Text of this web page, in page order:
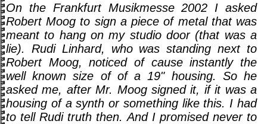
On the Frankfurt Musikmesse 2002 I asked
Robert Moog to sign a piece of metal that was
meant to hang on my studio door (that was a
lie). Rudi Linhard, who was standing next to
Robert Moog, noticed of cause instantly the
well known size of of a 19" housing. So he
asked me, after Mr. Moog signed it, if it was a
housing of a synth or something like this. I had
to tell Rudi truth then. And I promised never to